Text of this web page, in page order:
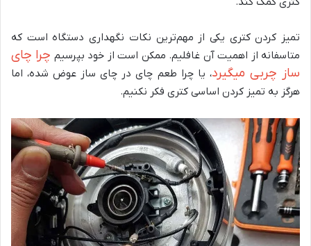
تمیز کردن کتری یکی از مهم‌ترین نکات نگهداری دستگاه است که
متاسفانه از اهمیت آن غافلیم. ممکن است از خود بپرسیم چرا چای
ساز چربی میگیرد، یا چرا طعم چای در چای ساز عوض شده، اما
هرگز به تمیز کردن اساسی کتری فکر نکنیم.